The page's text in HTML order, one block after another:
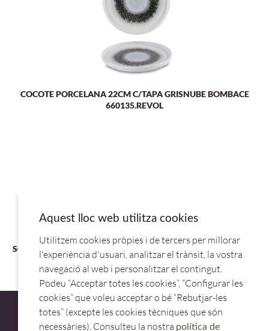
COCOTE PORCELANA 22CM C/TAPA GRISNUBE BOMBACE
660135.REVOL
SOPORTE P/TAPA ALTO INOX 23X35,5X36,5CM 656398.REVOL
Aquest lloc web utilitza cookies
Utilitzem cookies pròpies i de tercers per millorar
l'experiència d'usuari, analitzar el trànsit, la vostra
navegació al web i personalitzar el contingut.
Podeu “Acceptar totes les cookies”, “Configurar les
cookies” que voleu acceptar o bé “Rebutjar-les
totes” (excepte les cookies tècniques que són
necessàries). Consulteu la nostra política de